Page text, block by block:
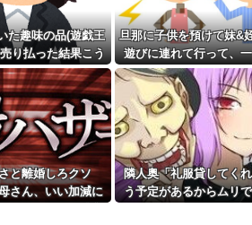
付け
扱い
い男
ホル
だか
ｗｗ
「生まれてない子は覚えてない
叔父→その場にいた流産直後の嫁
母が難病発覚で突然の離婚希望
「お食い初めなんて俺になんの
やめれば？」冗談で言ったのに本
彼女と結婚の話をしていた時に
主な税金の成り立ちを調べてみ
た趣味の品(遊戯王
り払った結果こう
った
旦那に子供を預けて妹&
遊びに連れて行って、
した。すると、旦那と
てしまい...
と離婚しろクソ
さん、いい加減に
隣人奥「礼服貸してく
う予定があるからムリ